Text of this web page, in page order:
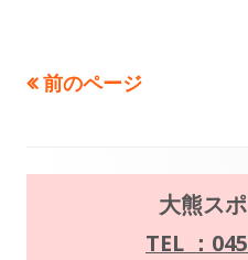
投
の
前のページ
大熊ス
TEL ：